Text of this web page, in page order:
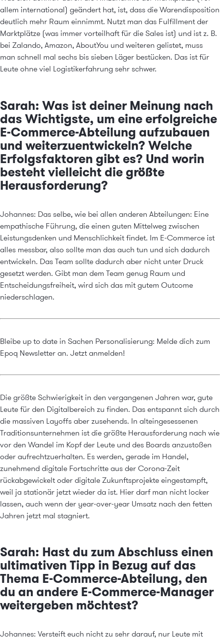
allem international) geändert hat, ist, dass die Warendisposition
deutlich mehr Raum einnimmt. Nutzt man das Fulfillment der
Marktplätze (was immer vorteilhaft für die Sales ist) und ist z. B.
bei Zalando, Amazon, AboutYou und weiteren gelistet, muss
man schnell mal sechs bis sieben Läger bestücken. Das ist für
Leute ohne viel Logistikerfahrung sehr schwer.
Sarah: Was ist deiner Meinung nach
das Wichtigste, um eine erfolgreiche
E-Commerce-Abteilung aufzubauen
und weiterzuentwickeln? Welche
Erfolgsfaktoren gibt es? Und worin
besteht vielleicht die größte
Herausforderung?
Johannes: Das selbe, wie bei allen anderen Abteilungen: Eine
empathische Führung, die einen guten Mittelweg zwischen
Leistungsdenken und Menschlichkeit findet. Im E-Commerce ist
alles messbar, also sollte man das auch tun und sich dadurch
entwickeln. Das Team sollte dadurch aber nicht unter Druck
gesetzt werden. Gibt man dem Team genug Raum und
Entscheidungsfreiheit, wird sich das mit gutem Outcome
niederschlagen.
Bleibe up to date in Sachen Personalisierung: Melde dich zum
Epoq Newsletter an. Jetzt anmelden!
Die größte Schwierigkeit in den vergangenen Jahren war, gute
Leute für den Digitalbereich zu finden. Das entspannt sich durch
die massiven Layoffs aber zusehends. In alteingesessenen
Traditionsunternehmen ist die größte Herausforderung nach wie
vor den Wandel im Kopf der Leute und des Boards anzustoßen
oder aufrechtzuerhalten. Es werden, gerade im Handel,
zunehmend digitale Fortschritte aus der Corona-Zeit
rückabgewickelt oder digitale Zukunftsprojekte eingestampft,
weil ja stationär jetzt wieder da ist. Hier darf man nicht locker
lassen, auch wenn der year-over-year Umsatz nach den fetten
Jahren jetzt mal stagniert.
Sarah: Hast du zum Abschluss einen
ultimativen Tipp in Bezug auf das
Thema E-Commerce-Abteilung, den
du an andere E-Commerce-Manager
weitergeben möchtest?
Johannes: Versteift euch nicht zu sehr darauf, nur Leute mit